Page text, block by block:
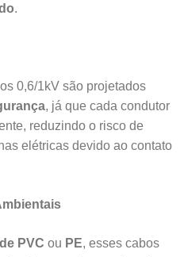
.
0,6/1kV são projetados
, já que cada condutor
reduzindo o risco de
elétricas devido ao contato
PVC ou PE, esses cabos